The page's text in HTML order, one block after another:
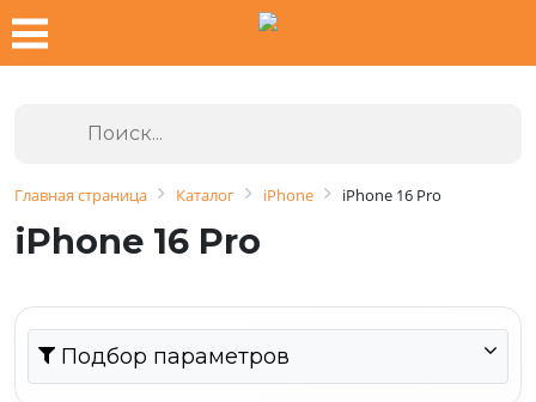
Главная страница Каталог iPhone iPhone 16 Pro
iPhone 16 Pro
Подбор параметров